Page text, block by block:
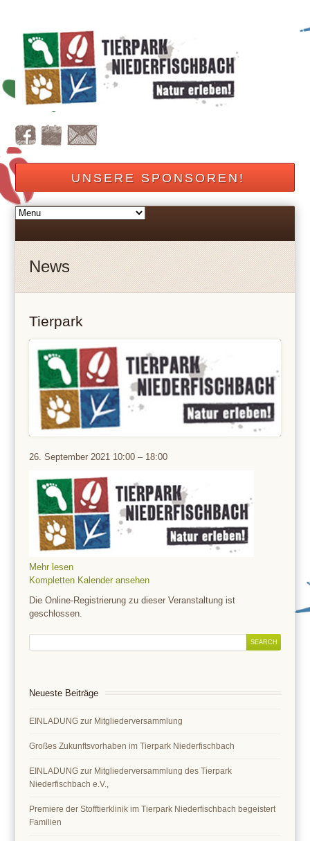
UNSERE SPONSOREN!
News
Tierpark
Tierpark
26. September 2021 10:00 – 18:00
Mehr lesen
Kompletten Kalender ansehen
Die Online-Registrierung zu dieser Veranstaltung ist
geschlossen.
Neueste Beiträge
EINLADUNG zur Mitgliederversammlung
Großes Zukunftsvorhaben im Tierpark Niederfischbach
EINLADUNG zur Mitgliederversammlung des Tierpark
Niederfischbach e.V.,
Premiere der Stofftierklinik im Tierpark Niederfischbach begeistert
Familien